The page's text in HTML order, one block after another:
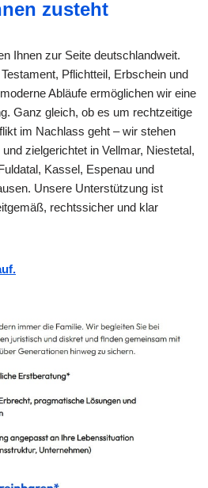
zusteht
Ihnen zur Seite deutschlandweit.
Pflichtteil, Erbschein und
Abläufe ermöglichen wir eine
Ganz gleich, ob es um rechtzeitige
im Nachlass geht – wir stehen
zielgerichtet in Vellmar, Niestetal,
Kassel, Espenau und
Unsere Unterstützung ist
rechtssicher und klar